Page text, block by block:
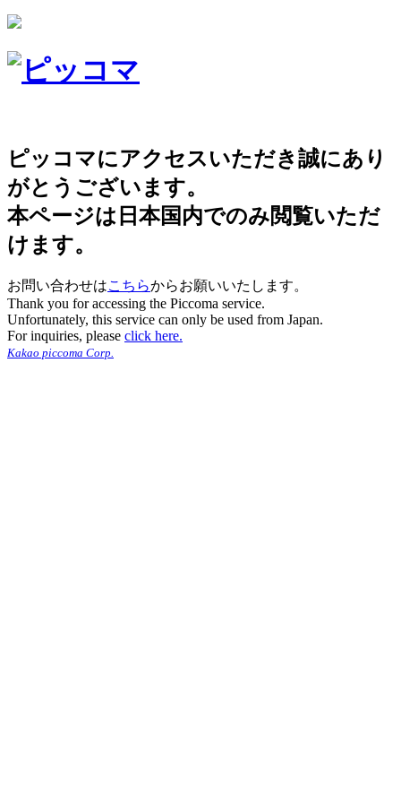
ピッコマにアクセスいただき誠にあり
がとうございます。
本ページは日本国内でのみ閲覧いただ
けます。
お問い合わせはこちらからお願いいたします。
Thank you for accessing the Piccoma service.
Unfortunately, this service can only be used from Japan.
For inquiries, please click here.
Kakao piccoma Corp.